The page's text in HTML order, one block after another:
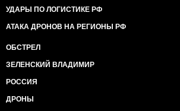
УДАРЫ ПО ЛОГИСТИКЕ РФ
АТАКА ДРОНОВ НА РЕГИОНЫ РФ
ОБСТРЕЛ
ЗЕЛЕНСКИЙ ВЛАДИМИР
РОССИЯ
ДРОНЫ